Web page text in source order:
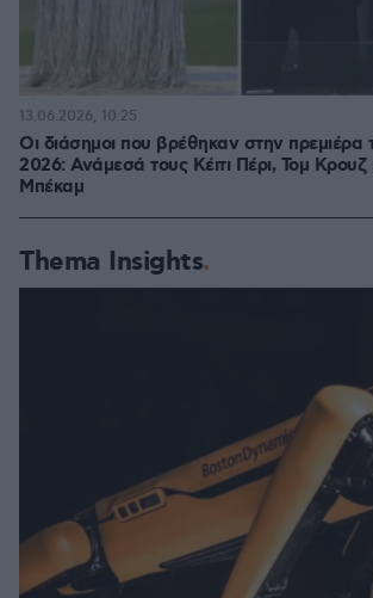
Οι διάσημοι που βρέθηκαν στην πρεμιέρα
2026: Ανάμεσά τους Κέιτι Πέρι, Τομ Κρουζ
Μπέκαμ
13.06.2026, 10:25
Thema Insights